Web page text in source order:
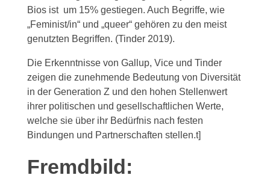
Bios ist um 15% gestiegen. Auch Begriffe, wie
„Feminist/in“ und „queer“ gehören zu den meist
genutzten Begriffen. (Tinder 2019).
Die Erkenntnisse von Gallup, Vice und Tinder
zeigen die zunehmende Bedeutung von Diversität
in der Generation Z und den hohen Stellenwert
ihrer politischen und gesellschaftlichen Werte,
welche sie über ihr Bedürfnis nach festen
Bindungen und Partnerschaften stellen.t]
Fremdbild: